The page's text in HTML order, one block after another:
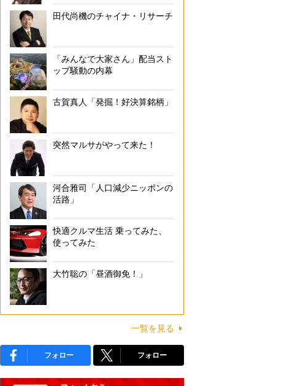
田代尚機のチャイナ・リサーチ
「みんなで大家さん」配当スト
ップ騒動の内幕
古賀真人「発掘！好決算銘柄」
突然マルサがやって来た！
河合雅司「人口減少ニッポンの
活路」
快適クルマ生活 乗ってみた、
使ってみた
大竹聡の「昼酒御免！」
一覧を見る
フォロー フォロー